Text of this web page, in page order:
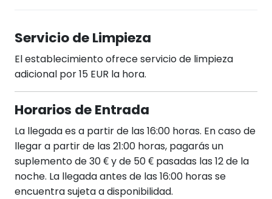
Servicio de Limpieza
El establecimiento ofrece servicio de limpieza
adicional por 15 EUR la hora.
Horarios de Entrada
La llegada es a partir de las 16:00 horas. En caso de
llegar a partir de las 21:00 horas, pagarás un
suplemento de 30 € y de 50 € pasadas las 12 de la
noche. La llegada antes de las 16:00 horas se
encuentra sujeta a disponibilidad.